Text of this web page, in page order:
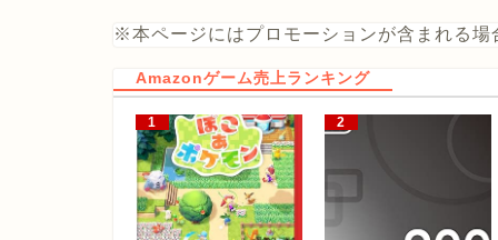
※本ページにはプロモーションが含まれる場
Amazonゲーム売上ランキング